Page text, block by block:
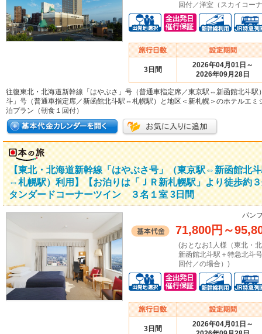
回付／洋室（スカイコー
3日間
2026年04月01日～
2026年09月28日
往復東北・北海道新幹線「はやぶさ」号（普通車指定席／東京駅⇔新函館北斗駅
斗」号（普通車指定席／新函館北斗駅⇔札幌駅）と地区＜新札幌＞のホテルエミ
泊プラン（朝食１回付）
【東北・北海道新幹線「はやぶさ号」（東京駅⇔新函館北
⇔札幌駅）利用】【お泊りは「ＪＲ新札幌駅」より徒歩約
タンダードコーナーツイン ３名１室 3日間
パン
71,800円 ～
(おとなお1人様（東北・
新函館北斗駅＋特急北斗
回付／の場合）)
3日間
2026年04月01日～